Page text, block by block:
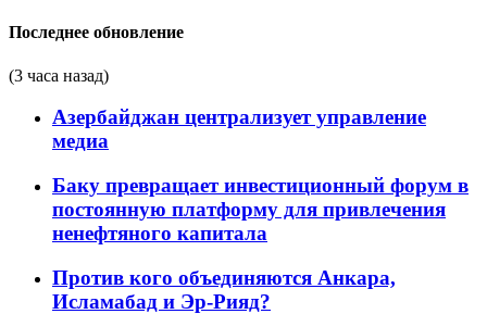
Последнее обновление
(3 часа назад)
Азербайджан централизует управление
медиа
Баку превращает инвестиционный форум в
постоянную платформу для привлечения
ненефтяного капитала
Против кого объединяются Анкара,
Исламабад и Эр-Рияд?